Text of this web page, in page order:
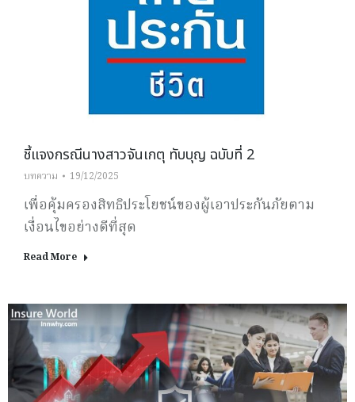
ชี้แจงกรณีนางสาวจันเกตุ ทับบุญ ฉบับที่ 2
บทความ 19/12/2025
เพื่อคุ้มครองสิทธิประโยชน์ของผู้เอาประกันภัยตาม
เงื่อนไขอย่างดีที่สุด
Read More